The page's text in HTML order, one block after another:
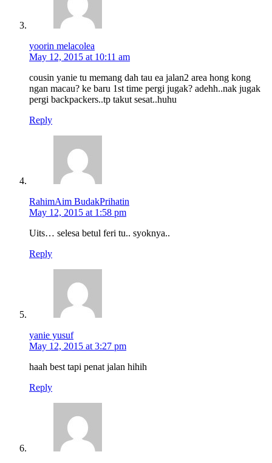
yoorin melacolea
May 12, 2015 at 10:11 am
cousin yanie tu memang dah tau ea jalan2 area hong kong
ngan macau? ke baru 1st time pergi jugak? adehh..nak jugak
pergi backpackers..tp takut sesat..huhu
Reply
RahimAim BudakPrihatin
May 12, 2015 at 1:58 pm
Uits… selesa betul feri tu.. syoknya..
Reply
yanie yusuf
May 12, 2015 at 3:27 pm
haah best tapi penat jalan hihih
Reply